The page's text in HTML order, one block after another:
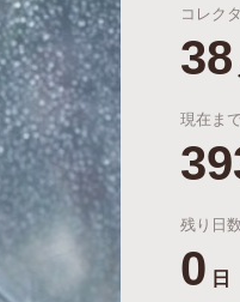
いプロジェクト
コレク
38
現在ま
残り日数
0 日